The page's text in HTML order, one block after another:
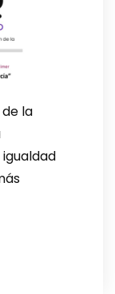
la